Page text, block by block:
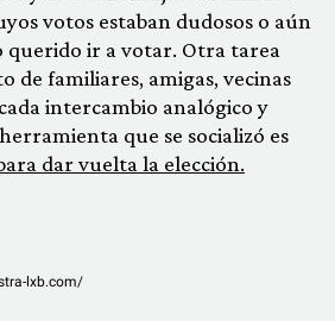
votos estaban dudosos o aún
querido ir a votar. Otra tarea
de familiares, amigas, vecinas
intercambio analógico y
que se socializó es
dar vuelta la elección.
lxb.com/